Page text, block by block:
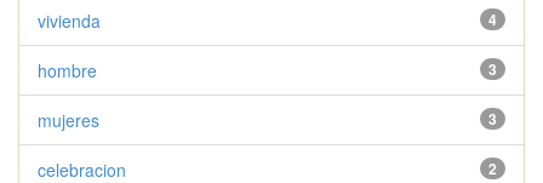
4
vivienda
3
hombre
3
mujeres
2
celebracion